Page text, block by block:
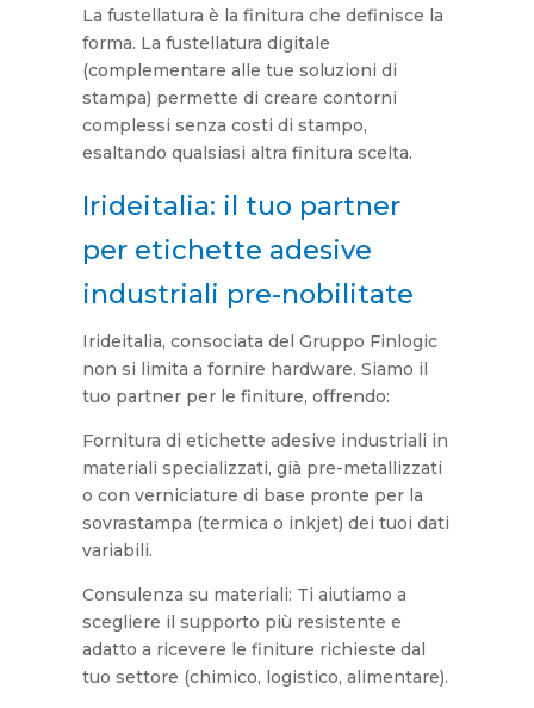
La fustellatura è la finitura che definisce la
forma. La fustellatura digitale
(complementare alle tue soluzioni di
stampa) permette di creare contorni
complessi senza costi di stampo,
esaltando qualsiasi altra finitura scelta.
Irideitalia: il tuo partner
per etichette adesive
industriali pre-nobilitate
Irideitalia, consociata del Gruppo Finlogic
non si limita a fornire hardware. Siamo il
tuo partner per le finiture, offrendo:
Fornitura di etichette adesive industriali in
materiali specializzati, già pre-metallizzati
o con verniciature di base pronte per la
sovrastampa (termica o inkjet) dei tuoi dati
variabili.
Consulenza su materiali: Ti aiutiamo a
scegliere il supporto più resistente e
adatto a ricevere le finiture richieste dal
tuo settore (chimico, logistico, alimentare).